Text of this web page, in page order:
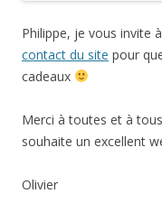
Philippe, je vous invite
contact du site pour
cadeaux
Merci à toutes et à
souhaite un excellent
Olivier